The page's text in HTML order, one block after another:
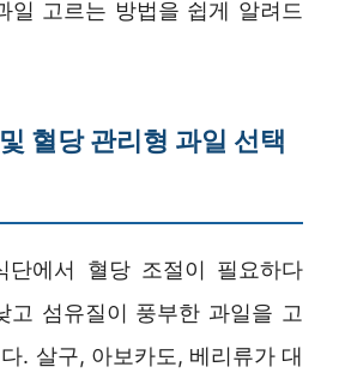
일 고르는 방법을 쉽게 알려드
혈당 관리형 과일 선택
단에서 혈당 조절이 필요하다
고 섬유질이 풍부한 과일을 고
. 살구, 아보카도, 베리류가 대